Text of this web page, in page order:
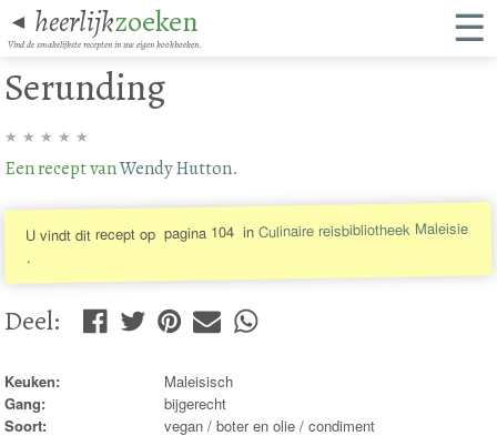
◄ heerlijkzoeken
Vind de smakelijkste recepten in uw eigen kookboeken. ☰
Serunding
★ ★ ★ ★ ★
Een recept vanWendy Hutton.
U vindt dit recept op pagina 104 inCulinaire reisbibliotheek Maleisie
.
Deel:
Keuken:
Maleisisch
Gang:
bijgerecht
Soort:
vegan / boter en olie / condiment